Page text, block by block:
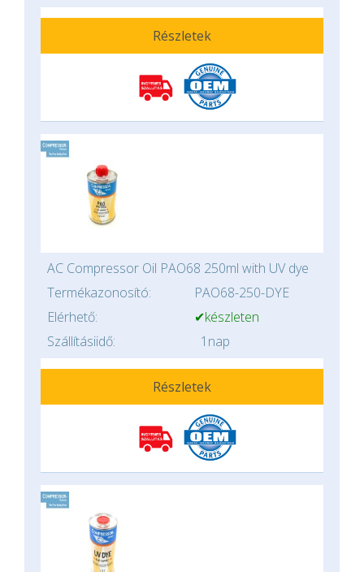
Részletek
AC Compressor Oil PAO68 250ml with UV dye
Termékazonosító:
PAO68-250-DYE
Elérhető:
✔készleten
Szállításiidő:
1nap
Részletek